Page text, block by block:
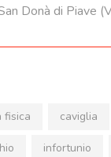
Donà di Piave
fisica caviglia
infortunio